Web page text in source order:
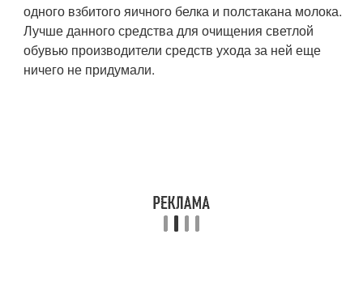
одного взбитого яичного белка и полстакана молока.
Лучше данного средства для очищения светлой
обувью производители средств ухода за ней еще
ничего не придумали.